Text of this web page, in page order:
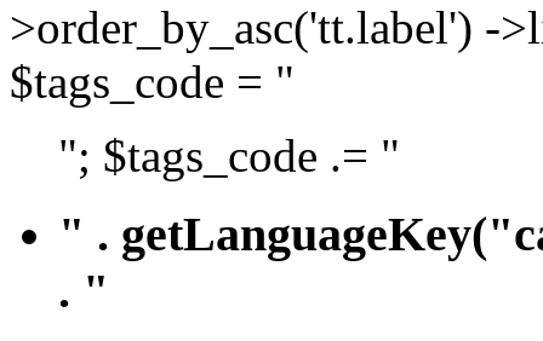
>order_by_asc('tt.label') -
$tags_code = "
"; $tags_code .= "
" .
. "